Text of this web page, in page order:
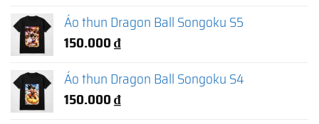
Áo thun Dragon Ball Songoku S5
150.000₫
Áo thun Dragon Ball Songoku S4
150.000₫